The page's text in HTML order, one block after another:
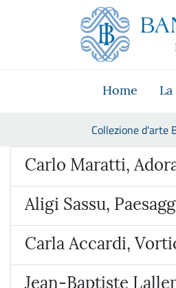
Skip to Main Content
Vai al sito istituzionale
Vai al menu di navigazione
Vai alla ricerca
Vai ai contenuti
Home
Collezione d'arte
Opera
Carlo Maratti,
Aligi Sassu,
Carla Accardi,
Jean-Baptiste